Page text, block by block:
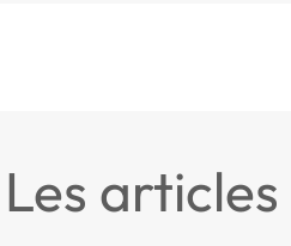
les articles